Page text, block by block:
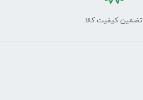
تضمین کیفیت کالا